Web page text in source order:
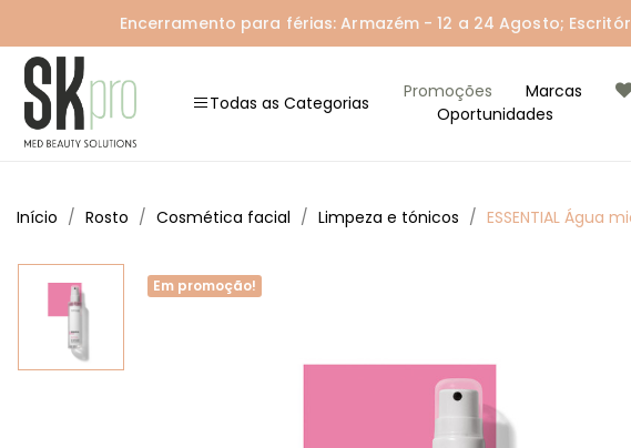
Encerramento para férias: Armazém - 12 a 24 Agosto;
Todas as Categorias
Promoções Marcas
Oportunidades
Início Rosto Cosmética facial Limpeza e tónicos ESSENTIAL Água
Em promoção!